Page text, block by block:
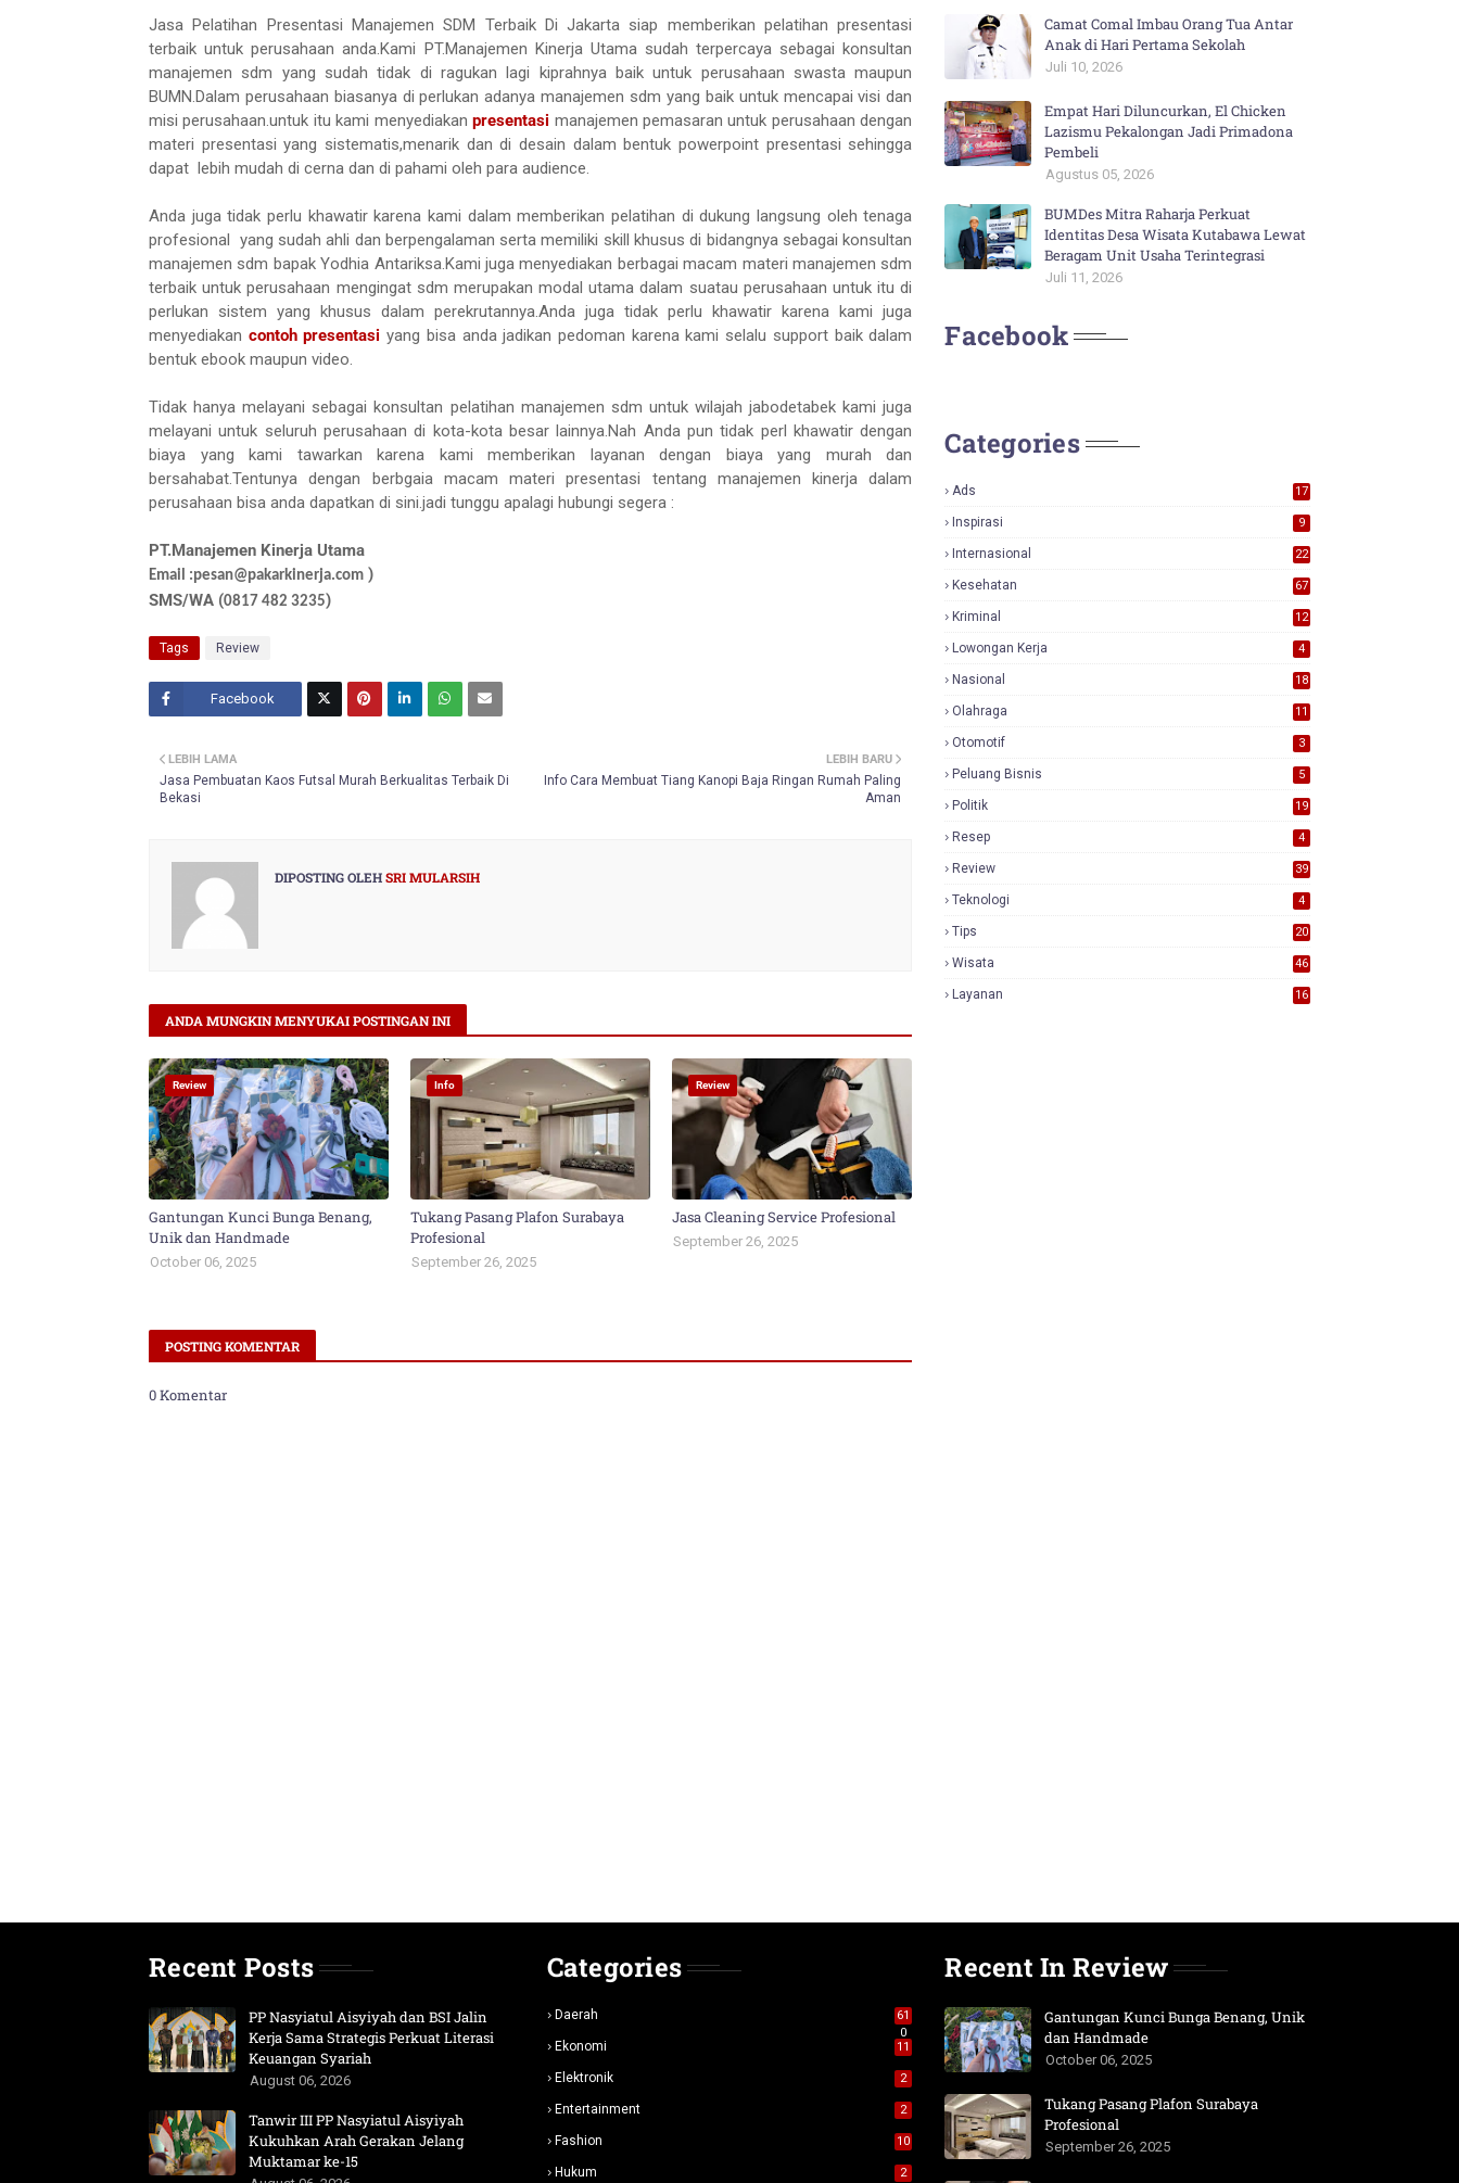
Jasa Pelatihan Presentasi Manajemen SDM Terbaik Di Jakarta siap memberikan pelatihan presentasi
terbaik untuk perusahaan anda.Kami PT.Manajemen Kinerja Utama sudah terpercaya sebagai konsultan
manajemen sdm yang sudah tidak di ragukan lagi kiprahnya baik untuk perusahaan swasta maupun
BUMN.Dalam perusahaan biasanya di perlukan adanya manajemen sdm yang baik untuk mencapai visi dan
misi perusahaan.untuk itu kami menyediakanpresentasi manajemen pemasaran untuk perusahaan dengan
materi presentasi yang sistematis,menarik dan di desain dalam bentuk powerpoint presentasi sehingga
dapat lebih mudah di cerna dan di pahami oleh para audience.
Anda juga tidak perlu khawatir karena kami dalam memberikan pelatihan di dukung langsung oleh tenaga
profesional yang sudah ahli dan berpengalaman serta memiliki skill khusus di bidangnya sebagai konsultan
manajemen sdm bapak Yodhia Antariksa.Kami juga menyediakan berbagai macam materi manajemen sdm
terbaik untuk perusahaan mengingat sdm merupakan modal utama dalam suatau perusahaan untuk itu di
perlukan sistem yang khusus dalam perekrutannya.Anda juga tidak perlu khawatir karena kami juga
menyediakan contoh presentasiyang bisa anda jadikan pedoman karena kami selalu support baik dalam
bentuk ebook maupun video.
Tidak hanya melayani sebagai konsultan pelatihan manajemen sdm untuk wilajah jabodetabek kami juga
melayani untuk seluruh perusahaan di kota-kota besar lainnya.Nah Anda pun tidak perl khawatir dengan
biaya yang kami tawarkan karena kami memberikan layanan dengan biaya yang murah dan
bersahabat.Tentunya dengan berbgaia macam materi presentasi tentang manajemen kinerja dalam
perusahaan bisa anda dapatkan di sini.jadi tunggu apalagi hubungi segera :
PT.Manajemen Kinerja Utama
Email :pesan@pakarkinerja.com )
SMS/WA (0817 482 3235)
Tags Review
Facebook
LEBIH BARU
Info Cara Membuat Tiang Kanopi Baja Ringan Rumah Paling
Aman
LEBIH LAMA
Jasa Pembuatan Kaos Futsal Murah Berkualitas Terbaik Di
Bekasi
DIPOSTING OLEHSRI MULARSIH
ANDA MUNGKIN MENYUKAI POSTINGAN INI
Review
Gantungan Kunci Bunga Benang,
Unik dan Handmade
October 06, 2025
Info
Tukang Pasang Plafon Surabaya
Profesional
September 26, 2025
Review
Jasa Cleaning Service Profesional
September 26, 2025
POSTING KOMENTAR
0 Komentar
Camat Comal Imbau Orang Tua Antar
Anak di Hari Pertama Sekolah
Juli 10, 2026
Empat Hari Diluncurkan, El Chicken
Lazismu Pekalongan Jadi Primadona
Pembeli
Agustus 05, 2026
BUMDes Mitra Raharja Perkuat
Identitas Desa Wisata Kutabawa Lewat
Beragam Unit Usaha Terintegrasi
Juli 11, 2026
Facebook
Categories
Ads
17
Inspirasi 9
Internasional 22
Kesehatan 67
Kriminal 12
Lowongan Kerja 4
Nasional
18
Olahraga 11
Otomotif 3
Peluang Bisnis 5
Politik 19
Resep 4
Review
39
Teknologi 4
Tips 20
Wisata 46
Layanan 16
Recent Posts
PP Nasyiatul Aisyiyah dan BSI Jalin
Kerja Sama Strategis Perkuat Literasi
Keuangan Syariah
August 06, 2026
Tanwir III PP Nasyiatul Aisyiyah
Kukuhkan Arah Gerakan Jelang
Muktamar ke-15
Categories
Daerah
61
0
Ekonomi 11
Elektronik 2
Entertainment 2
Fashion 10
Hukum 2
Recent In Review
Gantungan Kunci Bunga Benang, Unik
dan Handmade
October 06, 2025
Tukang Pasang Plafon Surabaya
Profesional
September 26, 2025